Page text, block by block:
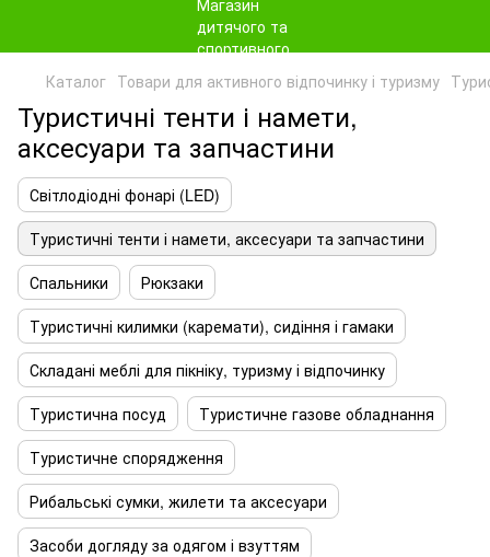
Каталог Товари для активного відпочинку і туризму
Туристичні тенти і намети,
аксесуари та запчастини
Світлодіодні фонарі (LED)
Туристичні тенти і намети, аксесуари та запчастини
Спальники
Рюкзаки
Туристичні килимки (каремати), сидіння і гамаки
Складані меблі для пікніку, туризму і відпочинку
Туристична посуд
Туристичне газове обладнання
Туристичне спорядження
Рибальські сумки, жилети та аксесуари
Засоби догляду за одягом і взуттям